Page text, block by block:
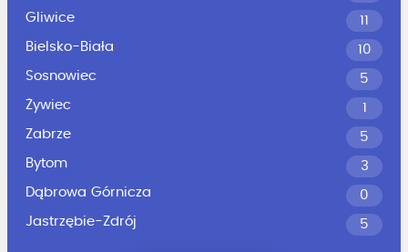
Gliwice
11
Bielsko-Biała
10
Sosnowiec
5
Żywiec
1
Zabrze
5
Bytom
3
Dąbrowa Górnicza
0
Jastrzębie-Zdrój
5